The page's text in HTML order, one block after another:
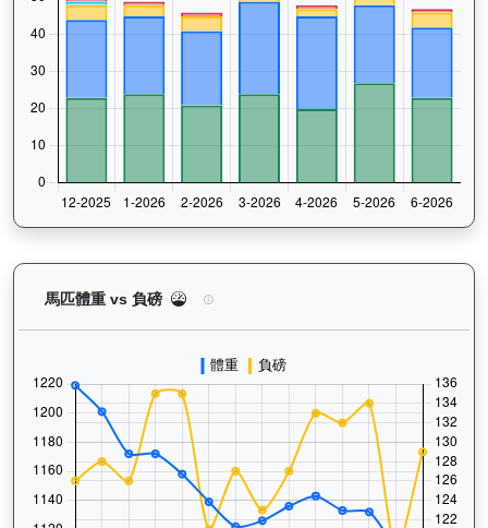
馬匹體重 vs 負磅 寶進（K249）— 馬匹體重與負磅走勢